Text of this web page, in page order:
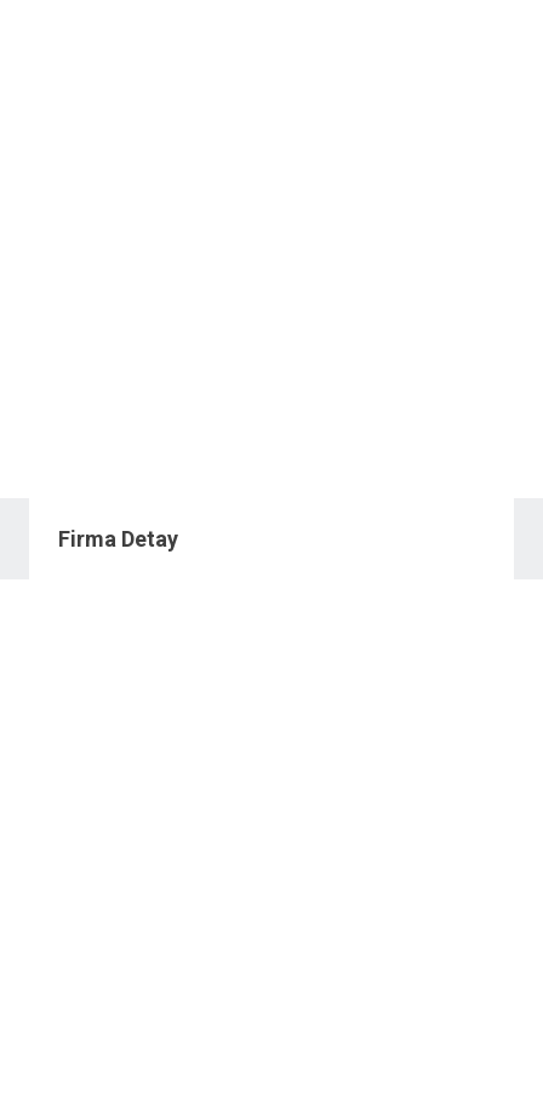
Firma Detay